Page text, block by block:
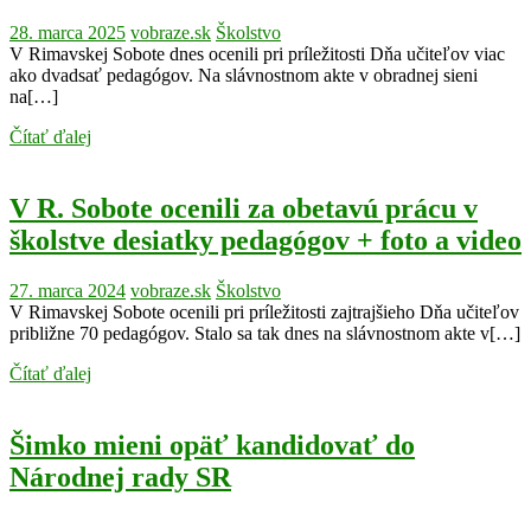
28. marca 2025 vobraze.sk Školstvo
V Rimavskej Sobote dnes ocenili pri príležitosti Dňa učiteľov viac
ako dvadsať pedagógov. Na slávnostnom akte v obradnej sieni
na[…]
Čítať ďalej
V R. Sobote ocenili za obetavú prácu v
školstve desiatky pedagógov + foto a video
27. marca 2024 vobraze.sk Školstvo
V Rimavskej Sobote ocenili pri príležitosti zajtrajšieho Dňa učiteľov
približne 70 pedagógov. Stalo sa tak dnes na slávnostnom akte v[…]
Čítať ďalej
Šimko mieni opäť kandidovať do
Národnej rady SR